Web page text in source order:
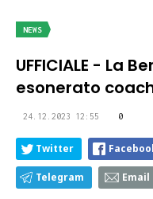
NEWS
UFFICIALE - La
esonerato
24.12.2023 12:55 0
Twitter
Telegram Email